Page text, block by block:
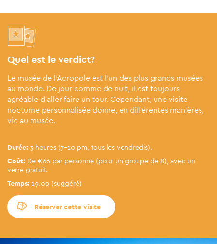
Quel est le verdict?
Le musée de l'Acropole est l'un des plus grands musées
au monde. De jour comme de nuit, il est toujours
agréable d’aller faire un tour. Cependant, une visite
nocturne personnalisée donne, en différentes manières,
vie au musée.
Réserver cette visite
Durée: 3 heures (7-10 pm, tous les vendredis).
Coût: De €66 par personne (pour un groupe de 8), avec un
verre gratuit.
Temps: 19.00 (suggéré)